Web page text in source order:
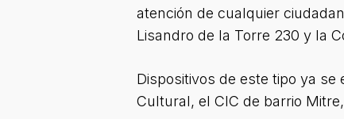
atención de cualquier
Lisandro de la Torre 230 y la
Dispositivos de este tipo ya
Cultural, el CIC de barrio